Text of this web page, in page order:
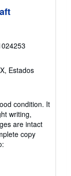
Estados
condition. It
writing,
are intact
copy